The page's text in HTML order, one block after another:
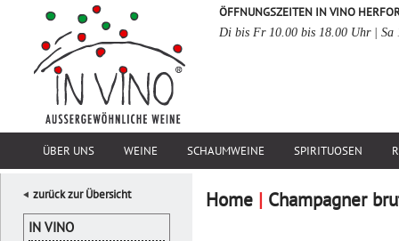
ÖFFNUNGSZEITEN IN VINO
Di bis Fr 10.00 bis 18.00 Uhr | Sa
ÜBER UNS WEINE SCHAUMWEINE SPIRITUOSEN
Home | Champagner
zurück zur Übersicht
IN VINO